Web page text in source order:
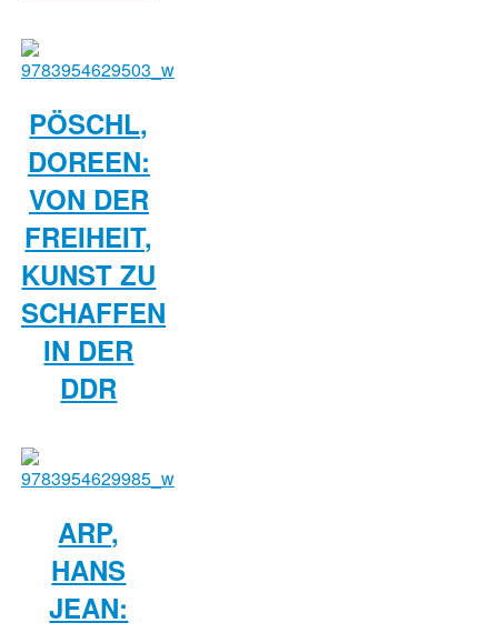
PÖSCHL,
DOREEN:
VON DER
FREIHEIT,
KUNST ZU
SCHAFFEN
IN DER
DDR
ARP,
HANS
JEAN: